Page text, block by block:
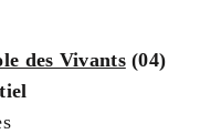
des Vivants(04)